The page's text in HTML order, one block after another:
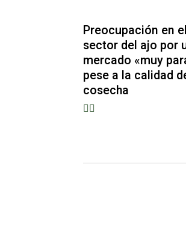
Preocupación en el
sector del ajo por
mercado «muy
pese a la calidad
cosecha